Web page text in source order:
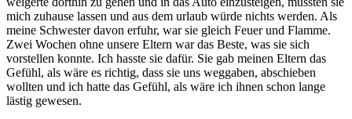
mich zuhause lassen und aus dem urlaub würde nichts werden. Als
meine Schwester davon erfuhr, war sie gleich Feuer und Flamme.
Zwei Wochen ohne unsere Eltern war das Beste, was sie sich
vorstellen konnte. Ich hasste sie dafür. Sie gab meinen Eltern das
Gefühl, als wäre es richtig, dass sie uns weggaben, abschieben
wollten und ich hatte das Gefühl, als wäre ich ihnen schon lange
lästig gewesen.